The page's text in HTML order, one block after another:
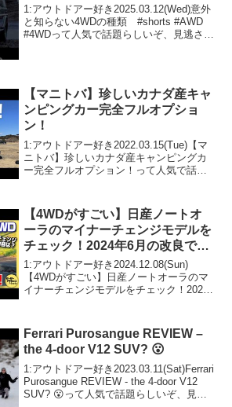
1:アウトドアー好き2025.03.12(Wed)意外
と知らない4WDの種類 #shorts #AWD
#4WDって人気で話題らしいぞ、見逃さな
【マニトバ】珍しいカナダ産キャ
ンピングカー完全フルオプショ
ン！
1:アウトドアー好き2022.03.15(Tue)【マ
ニトバ】珍しいカナダ産キャンピングカ
ー完全フルオプション！って人気で話題
です！3:アウトドアー好...
【4WDがすごい】日産ノートオ
ーラのマイナーチェンジモデルを
チェック！2024年6月の改良で何
が変わった？
1:アウトドアー好き2024.12.08(Sun)
【4WDがすごい】日産ノートオーラのマ
イナーチェンジモデルをチェック！2024
トドアー好き2024.12.08(S...
Ferrari Purosangue REVIEW –
the 4-door V12 SUV? 😮
1:アウトドアー好き2023.03.11(Sat)Ferrari
Purosangue REVIEW - the 4-door V12
SUV? 😮って人気で話題らしいぞ、見逃